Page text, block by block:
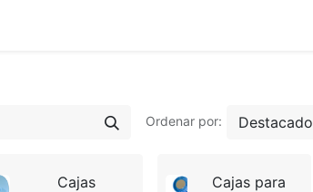
Ordenar por: Destacado
Cajas
Cajas para